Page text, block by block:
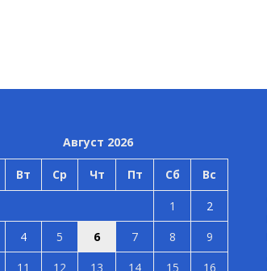
Август 2026
Вт Ср Чт Пт Сб Вс
1
2
4 5 6 7 8
9
11 12 13 14 15 16